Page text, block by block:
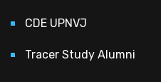
CDE UPNVJ
Tracer Study Alumni